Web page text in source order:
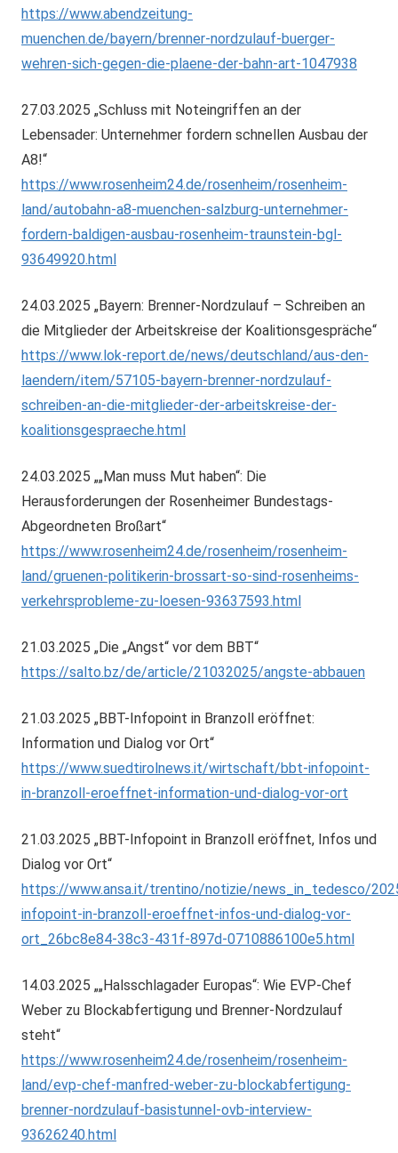
https://www.abendzeitung-
muenchen.de/bayern/brenner-nordzulauf-buerger-
wehren-sich-gegen-die-plaene-der-bahn-art-1047938
27.03.2025 „Schluss mit Noteingriffen an der
Lebensader: Unternehmer fordern schnellen Ausbau der
A8!“
https://www.rosenheim24.de/rosenheim/rosenheim-
land/autobahn-a8-muenchen-salzburg-unternehmer-
fordern-baldigen-ausbau-rosenheim-traunstein-bgl-
93649920.html
24.03.2025 „Bayern: Brenner-Nordzulauf – Schreiben an
die Mitglieder der Arbeitskreise der Koalitionsgespräche“
https://www.lok-report.de/news/deutschland/aus-den-
laendern/item/57105-bayern-brenner-nordzulauf-
schreiben-an-die-mitglieder-der-arbeitskreise-der-
koalitionsgespraeche.html
24.03.2025 „„Man muss Mut haben“: Die
Herausforderungen der Rosenheimer Bundestags-
Abgeordneten Broßart“
https://www.rosenheim24.de/rosenheim/rosenheim-
land/gruenen-politikerin-brossart-so-sind-rosenheims-
verkehrsprobleme-zu-loesen-93637593.html
21.03.2025 „Die „Angst“ vor dem BBT“
https://salto.bz/de/article/21032025/angste-abbauen
21.03.2025 „BBT-Infopoint in Branzoll eröffnet:
Information und Dialog vor Ort“
https://www.suedtirolnews.it/wirtschaft/bbt-infopoint-
in-branzoll-eroeffnet-information-und-dialog-vor-ort
21.03.2025 „BBT-Infopoint in Branzoll eröffnet, Infos und
Dialog vor Ort“
https://www.ansa.it/trentino/notizie/news_in_tedesco/
infopoint-in-branzoll-eroeffnet-infos-und-dialog-vor-
ort_26bc8e84-38c3-431f-897d-0710886100e5.html
14.03.2025 „„Halsschlagader Europas“: Wie EVP-Chef
Weber zu Blockabfertigung und Brenner-Nordzulauf
steht“
https://www.rosenheim24.de/rosenheim/rosenheim-
land/evp-chef-manfred-weber-zu-blockabfertigung-
brenner-nordzulauf-basistunnel-ovb-interview-
93626240.html